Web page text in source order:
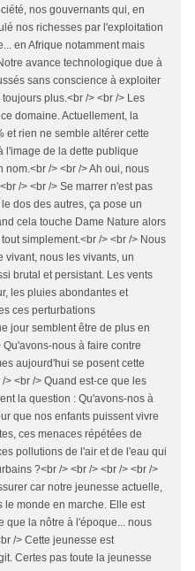
nos gouvernants qui, en
nos richesses par l'exploitation
en Afrique notamment mais
avance technologique due à
sans conscience à exploiter
plus.<br /> <br /> Les
domaine. Actuellement, la
et rien ne semble altérer cette
l'image de la dette publique
/> <br /> Ah oui, nous
/> <br /> Se marrer n'est pas
dos des autres, ça pose un
cela touche Dame Nature alors
simplement.<br /> <br /> Nous
vivant, nous les vivants, un
brutal et persistant. Les vents
les pluies abondantes et
ces perturbations
jour semblent être de plus en
nous à faire contre
aujourd'hui se posent cette
> <br /> Quand est-ce que les
la question : Qu'avons-nos à
que nos enfants puissent vivre
ces menaces répétées de
pollutions de l'air et de l'eau qui
?<br /> <br /> <br /> <br />
car notre jeunesse actuelle,
le monde en marche. Elle est
que la nôtre à l'époque... nous
/> Cette jeunesse est
Certes pas toute la jeunesse